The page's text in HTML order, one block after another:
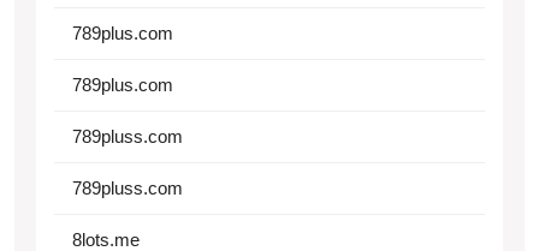
789plus.com
789plus.com
789pluss.com
789pluss.com
8lots.me